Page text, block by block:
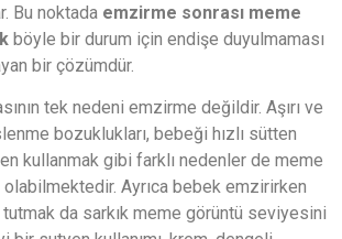
Bu noktada emzirme sonrası meme
böyle bir durum için endişe duyulmaması
bir çözümdür.
tek nedeni emzirme değildir. Aşırı ve
bozuklukları, bebeği hızlı sütten
kullanmak gibi farklı nedenler de meme
olabilmektedir. Ayrıca bebek emzirirken
da sarkık meme görüntü seviyesini